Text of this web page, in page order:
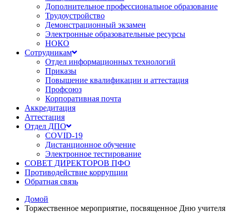
Дополнительное профессиональное образование
Трудоустройство
Демонстрационный экзамен
Электронные образовательные ресурсы
НОКО
Сотрудникам
Отдел информационных технологий
Приказы
Повышение квалификации и аттестация
Профсоюз
Корпоративная почта
Аккредитация
Аттестация
Отдел ДПО
COVID-19
Дистанционное обучение
Электронное тестирование
СОВЕТ ДИРЕКТОРОВ ПФО
Противодействие коррупции
Обратная связь
Домой
Торжественное мероприятие, посвященное Дню учителя